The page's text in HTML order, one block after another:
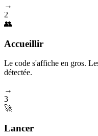
→
2
👥
Accueillir
Le code s'affiche en gros.
détectée.
→
3
🚀
Lancer